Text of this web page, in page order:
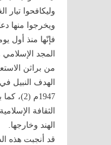
وليكافحوا تيار
فإنّها منذ أول
المجد
من براثن
الهدف النبيل
1947م
الثقافة
الهند وخارجها.
قد أنجبت هذه